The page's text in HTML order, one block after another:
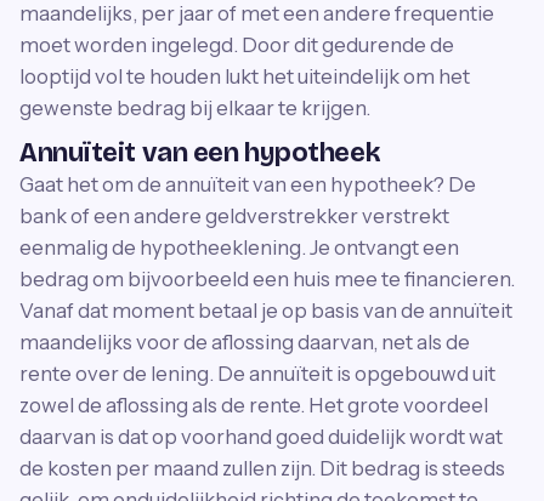
maandelijks, per jaar of met een andere frequentie
moet worden ingelegd. Door dit gedurende de
looptijd vol te houden lukt het uiteindelijk om het
gewenste bedrag bij elkaar te krijgen.
Annuïteit van een hypotheek
Gaat het om de annuïteit van een hypotheek? De
bank of een andere geldverstrekker verstrekt
eenmalig de hypotheeklening. Je ontvangt een
bedrag om bijvoorbeeld een huis mee te financieren.
Vanaf dat moment betaal je op basis van de annuïteit
maandelijks voor de aflossing daarvan, net als de
rente over de lening. De annuïteit is opgebouwd uit
zowel de aflossing als de rente. Het grote voordeel
daarvan is dat op voorhand goed duidelijk wordt wat
de kosten per maand zullen zijn. Dit bedrag is steeds